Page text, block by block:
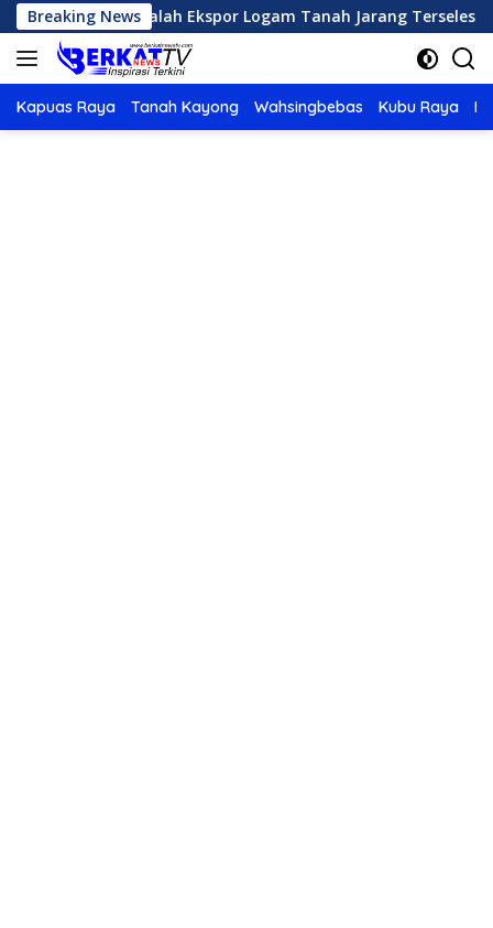
Langsung
ke
konten
Breaking News
Masalah Ekspor Logam Tanah Jarang Terselesaikan.
Kapuas Raya Tanah Kayong Wahsingbebas Kubu Raya